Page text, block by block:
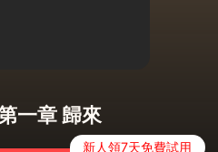
一章 歸來
新人領7天免費試用